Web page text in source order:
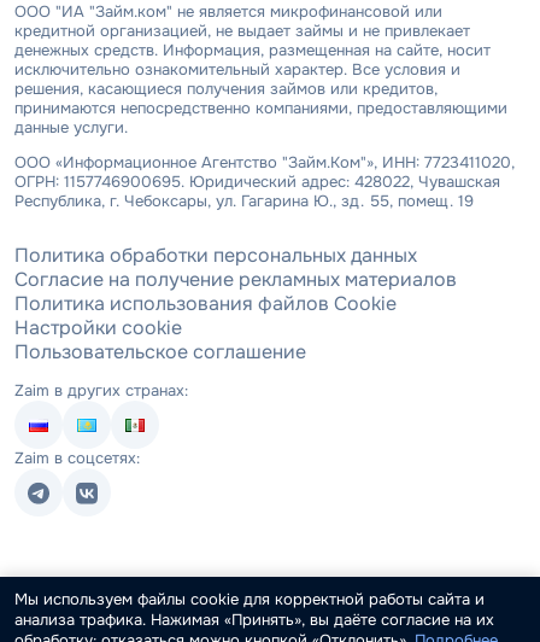
ООО "ИА "Займ.ком" не является микрофинансовой или
кредитной организацией, не выдает займы и не привлекает
денежных средств. Информация, размещенная на сайте, носит
исключительно ознакомительный характер. Все условия и
решения, касающиеся получения займов или кредитов,
принимаются непосредственно компаниями, предоставляющими
данные услуги.
ООО «Информационное Агентство "Займ.Ком"», ИНН: 7723411020,
ОГРН: 1157746900695. Юридический адрес: 428022, Чувашская
Республика, г. Чебоксары, ул. Гагарина Ю., зд. 55, помещ. 19
Политика обработки персональных данных
Согласие на получение рекламных материалов
Политика использования файлов Cookie
Настройки cookie
Пользовательское соглашение
Zaim в других странах:
Zaim в соцсетях:
Мы используем файлы cookie для корректной работы сайта и
анализа трафика. Нажимая «Принять», вы даёте согласие на их